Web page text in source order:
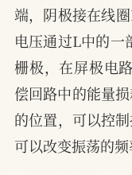
端，阴极接在线
电压通过L中的一
栅极，在屏极电
偿回路中的能量
的位置，可以控
可以改变振荡的频